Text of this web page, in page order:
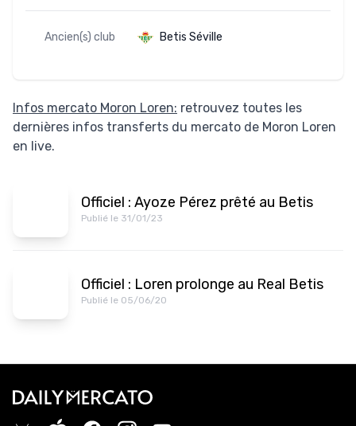
Ancien(s) club Betis Séville
Infos mercato Moron Loren: retrouvez toutes les
dernières infos transferts du mercato de Moron Loren
en live.
Officiel : Ayoze Pérez prêté au Betis
Publié le 31/01/23
Officiel : Loren prolonge au Real Betis
Publié le 05/06/20